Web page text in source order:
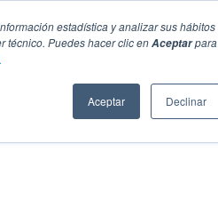
estadística y analizar sus hábitos
técnico. Puedes hacer clic enAceptarpara
Aceptar Declinar